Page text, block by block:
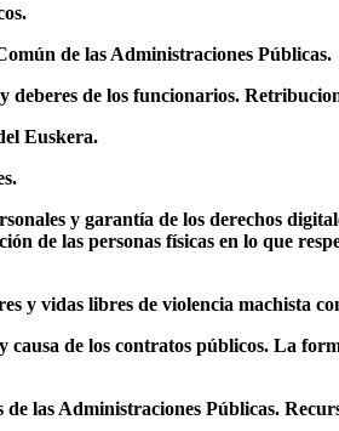
de las Administraciones Públicas.
de los funcionarios.
Euskera.
y garantía de los derechos
de las personas físicas en lo que
y vidas libres de violencia machista
de los contratos públicos. La
las Administraciones Públicas.